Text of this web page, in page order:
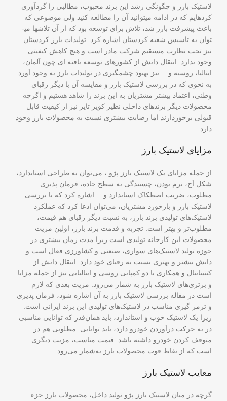
لاستیک بارز و چگونگی رشد این برند محبوب، مطالبی را گردآوری
کرده­ایم که در ادامه می­توانید آن را مطالعه کنید ولی موضوعی که
باعث پیشرفت بارز شد، تلاش برای توسعه بود که از آن تلاشها می­
توان به تاسیس شعبه کردستان اشاره کرد. تولیدات بارز کردستان
نیز تحت نظارت مستقیم شرکت مادر است و هیچ کاهش کیفیتی
وجود ندارد. انتقال دانش از کشورهای توسعه یافته ­ای چون آلمان،
ایتالیا، روسیه و… نیز بهبود چشمگیری در تولیدات بارز به ­وجود آورد
به ­نحوی که در بررسی لاستیک بارز و مقایسه آن با دیگر رقبای
وطنی، اعتماد بیشتر مشتریان به این برند را شاهد هستیم و اگرچه
محصولات دیگر برندهای داخلی نظیر کویر تایر نیز از کیفیت قابل
قبولی برخوردارند اما رضایت بیشتری نسبت به محصولات بارز وجود
دارد.
مزایای لاستیک بارز
از جمله مزایای یک لاستیک بارز پژو ، می‌توان به طراحی استاندارد،
شکل آج، نرم بودن، چسبندگی به سطح جاده، فرمان پذیری
مطلوب، ضریب اصطکاک استاندارد و… اشاره کرد که با بررسی
لاستیک بارز و بازخورد مشتریان، می‌توان ادعا کرد که عملکرد
لاستیک‌های تولیدی برند بارز، به نسبت دیگر رقبای هم قیمت،
مطلوب‌تر و بهتر است. تجربه و قدمت برند بارز، اولین مزیت
محصولات این کارخانه تولیدی است زیرا مدت زمان بیشتری در
حوزه تولید لاستیک‌های سواری، صنعتی و کشاورزی فعال است و
دانش بیشتر و بهتری نسبت به رقبای خود دارد‌. انتقال دانش از
کنتینانتال و همکاری با دو کمپانی روسی و ایتالیایی نیز از جمله مزایا
و برتری‌های لاستیک بارز به شمار می‌رود. مزیت بعدی که لازم
است در مقاله بررسی لاستیک بارز به آن اشاره شود، فرمان پذیری
و ترمز گیری مناسب در لاستیک‌های تولیدی این برند ایرانی است.
زیرا یک لاستیک خوب و استاندارد، باید همان‌قدر که توانایی مناسبی
در به حرکت درآوردن خودرو دارد، باید توانایی مطلوبی هم در
متوقف کردن خودرو داشته باشد. قیمت مناسب، مزیت دیگری
است که از نقاط قوت محصولات بارز به‌شمار می‌رود.
معایب لاستیک بارز
گرچه در میان لاستیک بارز پژو تولید داخل، محصولات بارز جزء